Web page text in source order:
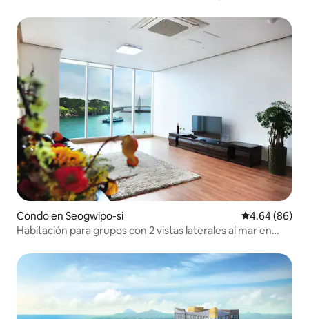
Condo en Seogwipo-si Calificación
4.64 (86)
Habitación para grupos con 2 vistas laterales al mar en